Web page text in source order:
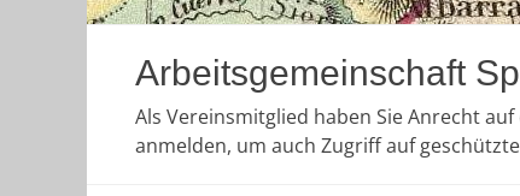
Arbeitsgemeinschaft
Als Vereinsmitglied haben Sie Anrecht
anmelden, um auch Zugriff auf